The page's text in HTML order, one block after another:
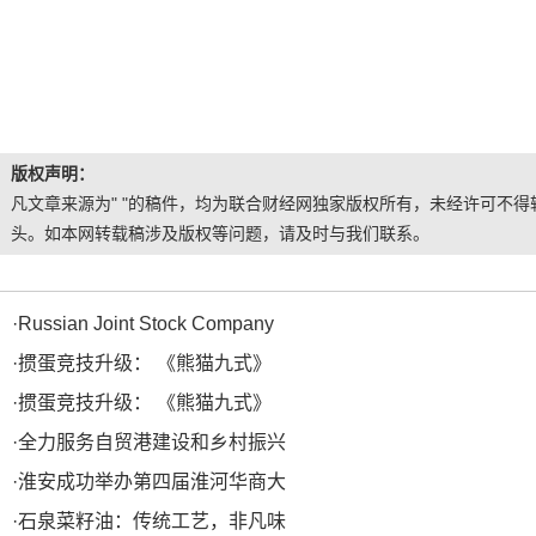
版权声明：
凡文章来源为" "的稿件，均为联合财经网独家版权所有，未经许可不
头。如本网转载稿涉及版权等问题，请及时与我们联系。
·Russian Joint Stock Company
·掼蛋竞技升级： 《熊猫九式》
·掼蛋竞技升级： 《熊猫九式》
·全力服务自贸港建设和乡村振兴
·淮安成功举办第四届淮河华商大
·石泉菜籽油：传统工艺，非凡味